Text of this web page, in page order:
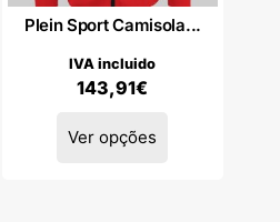
Plein Sport Camisola...
143,91€
IVA incluido
Ver opções